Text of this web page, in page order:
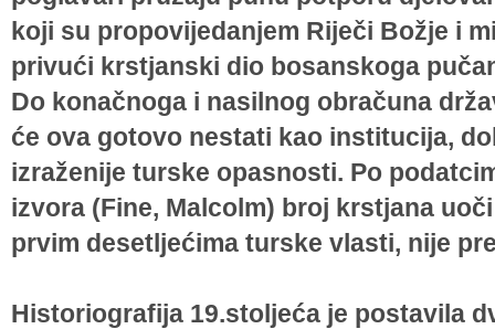
koji su propovijedanjem Riječi Božje i
privući krstjanski dio bosanskoga
Do konačnoga i nasilnog obračuna
će ova gotovo nestati kao institucija,
izraženije turske opasnosti. Po
izvora (Fine, Malcolm) broj krstjana
prvim desetljećima turske vlasti, nije
Historiografija 19.stoljeća je postavila